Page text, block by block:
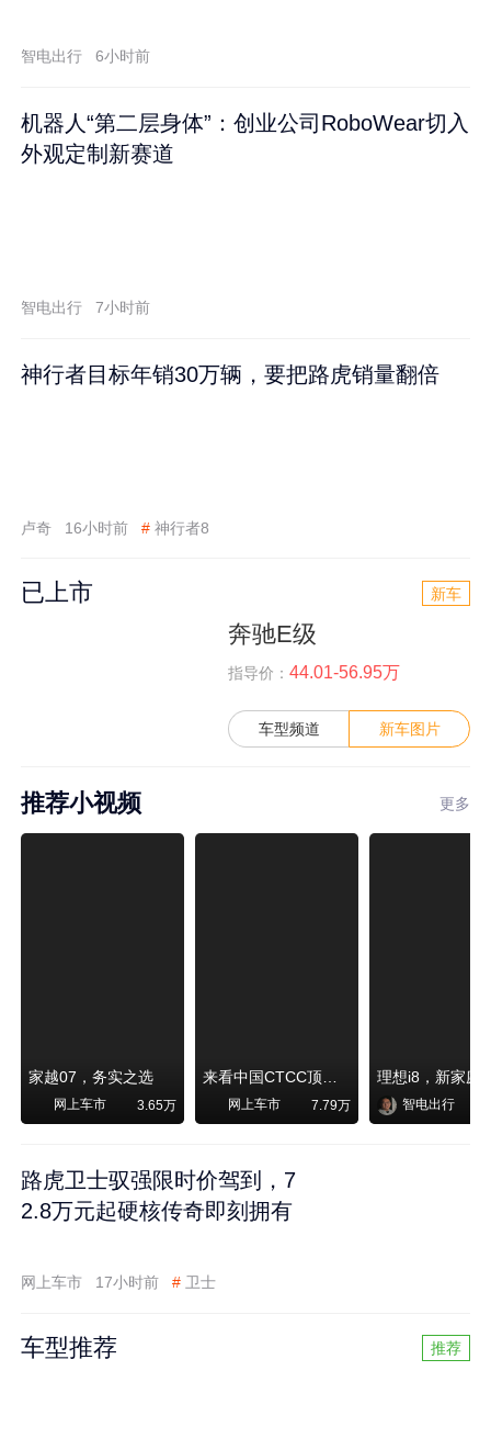
智电出行 6小时前
机器人“第二层身体”：创业公司RoboWear切入
外观定制新赛道
智电出行 7小时前
神行者目标年销30万辆，要把路虎销量翻倍
卢奇 16小时前 # 神行者8
已上市 新车
奔驰E级
指导价： 44.01-56.95万
车型频道 新车图片
推荐小视频 更多
家越07，务实之选
网上车市 3.65万
来看中国CTCC顶级赛事艾瑞泽8 pro赛车如何脱颖而出
网上车市 7.79万 智电出行
路虎卫士驭强限时价驾到，7
2.8万元起硬核传奇即刻拥有
网上车市 17小时前 # 卫士
车型推荐 推荐